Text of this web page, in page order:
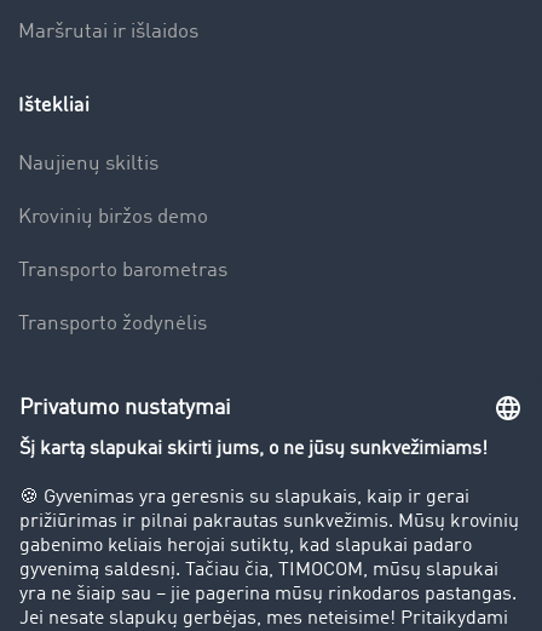
Maršrutai ir išlaidos
Ištekliai
Naujienų skiltis
Krovinių biržos demo
Transporto barometras
Transporto žodynėlis
Įmonė
Sėkmės istorijos
Klientai įdarbina klientus
Teisinė informacija
Teisinis pranešimas